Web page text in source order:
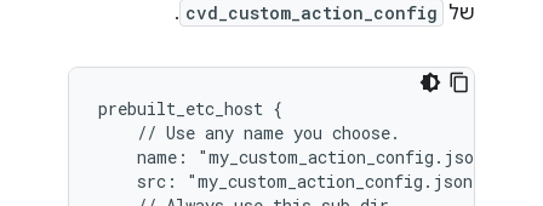
של cvd_custom_action_config
.
prebuilt_etc_host {
    // Use any name you choose.
    name: "my_custom_action_config.json",
    src: "my_custom_action_config.json",